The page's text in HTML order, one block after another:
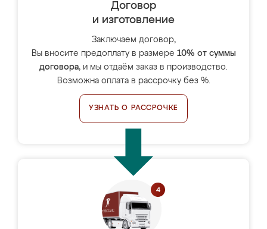
Договор
и изготовление
Заключаем договор,
Вы вносите предоплату в размере 10% от суммы
договора, и мы отдаём заказ в производство.
Возможна оплата в рассрочку без %.
УЗНАТЬ О РАССРОЧКЕ